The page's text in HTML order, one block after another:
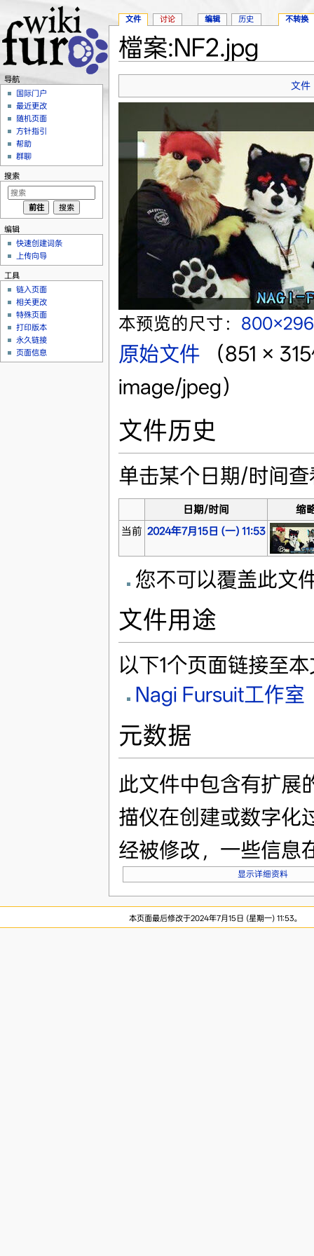
檔案:NF2.jpg
文件
本预览的尺寸：
原始文件‎
（851 ×
image/jpeg）
文件历史
单击某个日期/时间
日期/时间
缩
当前 2024年7月15日 (一) 11:53
您不可以覆盖此文
文件用途
以下1个页面链接至
Nagi Fursuit工作室
元数据
此文件中包含有扩展
描仪在创建或数字化
经被修改，一些信息
显示详细资料
文件 讨论 编辑 历史 不转换
导航
国际门户
最近更改
随机页面
方针指引
帮助
群聊
搜索
编辑
快速创建词条
上传向导
工具
链入页面
相关更改
特殊页面
打印版本
永久链接
页面信息
本页面最后修改于2024年7月15日 (星期一) 11:53。